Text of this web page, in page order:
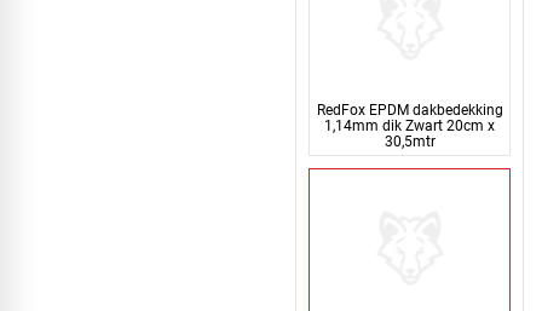
RedFox EPDM dakbedekking
1,14mm dik Zwart 20cm x
30,5mtr